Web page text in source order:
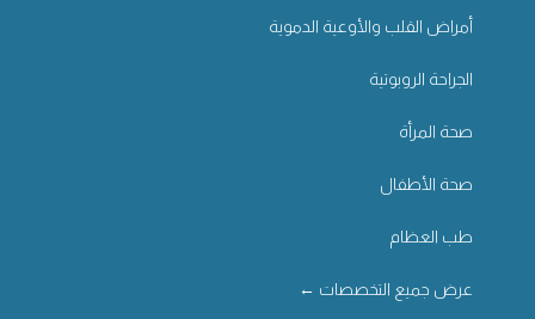
أمراض القلب والأوعية الدموية
الجراحة الروبوتية
صحة المرأة
صحة الأطفال
طب العظام
عرض جميع التخصصات ←